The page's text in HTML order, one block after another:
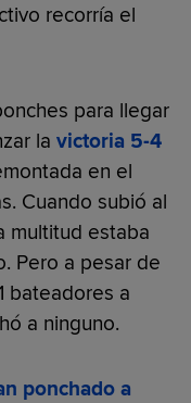
recorría el
para llegar
la victoria 5-4
en el
Cuando subió al
multitud estaba
Pero a pesar de
bateadores a
a ninguno.
ponchado a